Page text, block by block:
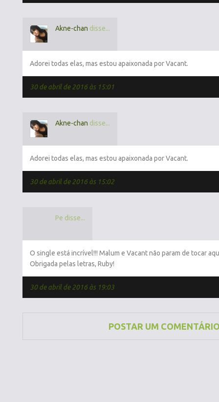
Akne-chan disse...
Adorei todas elas, mas estou apaixonada por Vacant.
30 de abril de 2016 às 15:01
Akne-chan disse...
Adorei todas elas, mas estou apaixonada por Vacant.
30 de abril de 2016 às 15:02
Pe disse...
O single está incrível!!! Malum e Vacant não param de tocar
Obrigada pelas letras, Ruby!
30 de abril de 2016 às 19:03
POSTAR UM